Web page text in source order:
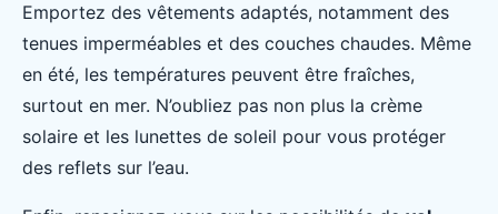
Emportez des vêtements adaptés, notamment des
tenues imperméables et des couches chaudes. Même
en été, les températures peuvent être fraîches,
surtout en mer. N’oubliez pas non plus la crème
solaire et les lunettes de soleil pour vous protéger
des reflets sur l’eau.